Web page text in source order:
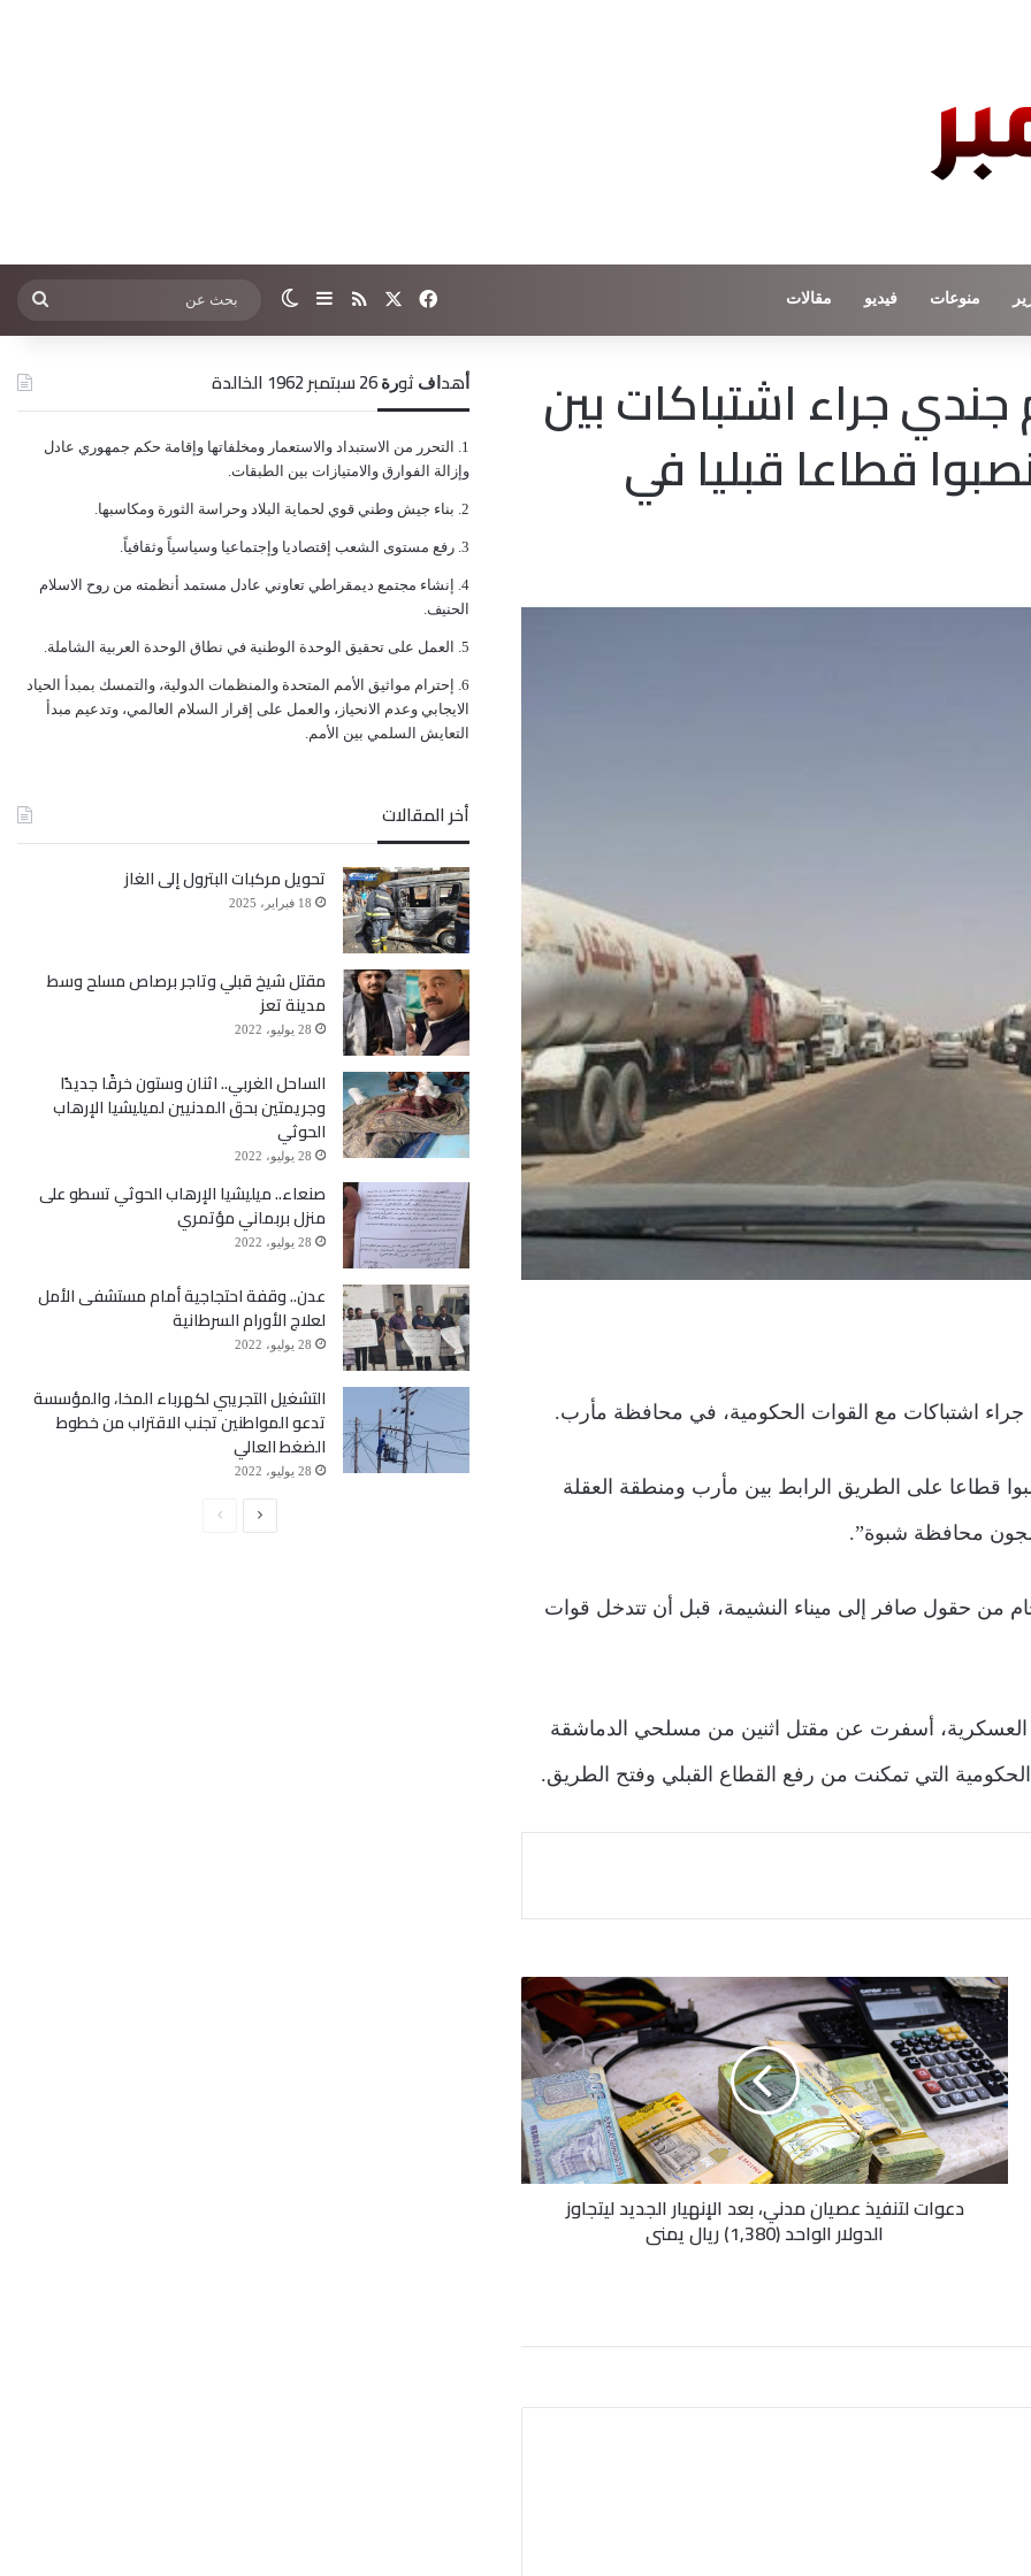
منوعات فيديو مقالات فيسبوك ملخص الموقع RSS
إضافة عمود جانبي
الوضع المظلم بحث
عن
جراء اشتباكات بين
قطاعا قبليا في
قطاعا على الطريق الرابط بين مأرب ومنطقة العقلة
سجون محافظة شبوة”.
من حقول صافر إلى ميناء النشيمة، قبل أن تتدخل قوات
العسكرية، أسفرت عن مقتل اثنين من مسلحي الدماشقة
دعوات
لتنفيذ
عصيان
مدني،
بعد
الإنهيار
الجديد
ليتجاوز
الدولار
دعوات لتنفيذ عصيان مدني، بعد الإنهيار الجديد ليتجاوز
الدولار الواحد (1,380) ريال يمني
ﺃﻫﺪﺍﻑ ﺛﻮﺭﺓ 26 ﺳﺒﺘﻤﺒﺮ 1962 الخالدة
ﺍﻟﺘﺤﺮﺭ ﻣﻦ ﺍﻻﺳﺘﺒﺪﺍﺩ ﻭﺍﻻﺳﺘﻌﻤﺎﺭ ﻭﻣﺨﻠﻔﺎﺗﻬﺎ ﻭﺇﻗﺎﻣﺔ ﺣﻜﻢ ﺟﻤﻬﻮﺭﻱ ﻋﺎﺩﻝ
ﻭﺇﺯﺍﻟﺔ ﺍﻟﻔﻮﺍﺭﻕ ﻭﺍﻻﻣﺘﻴﺎﺯﺍﺕ ﺑﻴﻦ ﺍﻟﻄﺒﻘﺎﺕ.
ﺑﻨﺎﺀ ﺟﻴﺶ ﻭﻃﻨﻲ ﻗﻮﻱ ﻟﺤﻤﺎﻳﺔ ﺍﻟﺒﻼﺩ ﻭﺣﺮﺍﺳﺔ ﺍﻟﺜﻮﺭﺓ ﻭﻣﻜﺎﺳﺒﻬﺎ.
ﺭﻓﻊ ﻣﺴﺘﻮﻯ ﺍﻟﺸﻌﺐ ﺇﻗﺘﺼﺎﺩﻳﺎ ﻭﺇﺟﺘﻤﺎﻋﻴﺎ ﻭﺳﻴﺎﺳﻴﺎً ﻭﺛﻘﺎﻓﻴﺎً.
ﺇﻧﺸﺎﺀ ﻣﺠﺘﻤﻊ ﺩﻳﻤﻘﺮﺍﻃﻲ ﺗﻌﺎﻭﻧﻲ ﻋﺎﺩﻝ ﻣﺴﺘﻤﺪ ﺃﻧﻈﻤﺘﻪ ﻣﻦ ﺭﻭﺡ ﺍﻻﺳﻼﻡ
ﺍﻟﺤﻨﻴﻒ.
ﺍﻟﻌﻤﻞ ﻋﻠﻰ ﺗﺤﻘﻴﻖ ﺍﻟﻮﺣﺪﺓ ﺍﻟﻮﻃﻨﻴﺔ ﻓﻲ ﻧﻄﺎﻕ ﺍﻟﻮﺣﺪﺓ ﺍﻟﻌﺮﺑﻴﺔ ﺍﻟﺸﺎﻣﻠﺔ.
ﺇﺣﺘﺮﺍﻡ ﻣﻮﺍﺛﻴﻖ الأﻣﻢ ﺍﻟﻤﺘﺤﺪﺓ ﻭﺍﻟﻤﻨﻈﻤﺎﺕ ﺍﻟﺪﻭﻟﻴﺔ، ﻭﺍﻟﺘﻤﺴﻚ ﺑﻤﺒﺪﺃ ﺍﻟﺤﻴﺎﺩ
ﺍﻻﻳﺠﺎﺑﻲ ﻭﻋﺪﻡ ﺍﻻﻧﺤﻴﺎﺯ، ﻭﺍﻟﻌﻤﻞ ﻋﻠﻰ ﺇﻗﺮﺍﺭ ﺍﻟﺴﻼﻡ ﺍﻟﻌﺎﻟﻤﻲ، ﻭﺗﺪﻋﻴﻢ ﻣﺒﺪﺃ
ﺍﻟﺘﻌﺎﻳﺶ ﺍﻟﺴﻠﻤﻲ ﺑﻴﻦ ﺍﻷﻣﻢ.
أخر المقالات
تحويل مركبات البترول إلى الغاز
18 فبراير، 2025
مقتل شيخ قبلي وتاجر برصاص مسلح وسط
مدينة تعز
28 يوليو، 2022
الساحل الغربي.. اثنان وستون خرقًا جديدًا
وجريمتين بحق المدنيين لميليشيا الإرهاب
الحوثي
28 يوليو، 2022
صنعاء.. ميليشيا الإرهاب الحوثي تسطو على
منزل بربماني مؤتمري
28 يوليو، 2022
عدن.. وقفة احتجاجية أمام مستشفى الأمل
لعلاج الأورام السرطانية
28 يوليو، 2022
التشغيل التجريبي لكهرباء المخا، والمؤسسة
تدعو المواطنين تجنب الاقتراب من خطوط
الضغط العالي
28 يوليو، 2022
الصفحة
الصفحة